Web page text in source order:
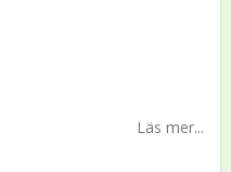
Läs mer...